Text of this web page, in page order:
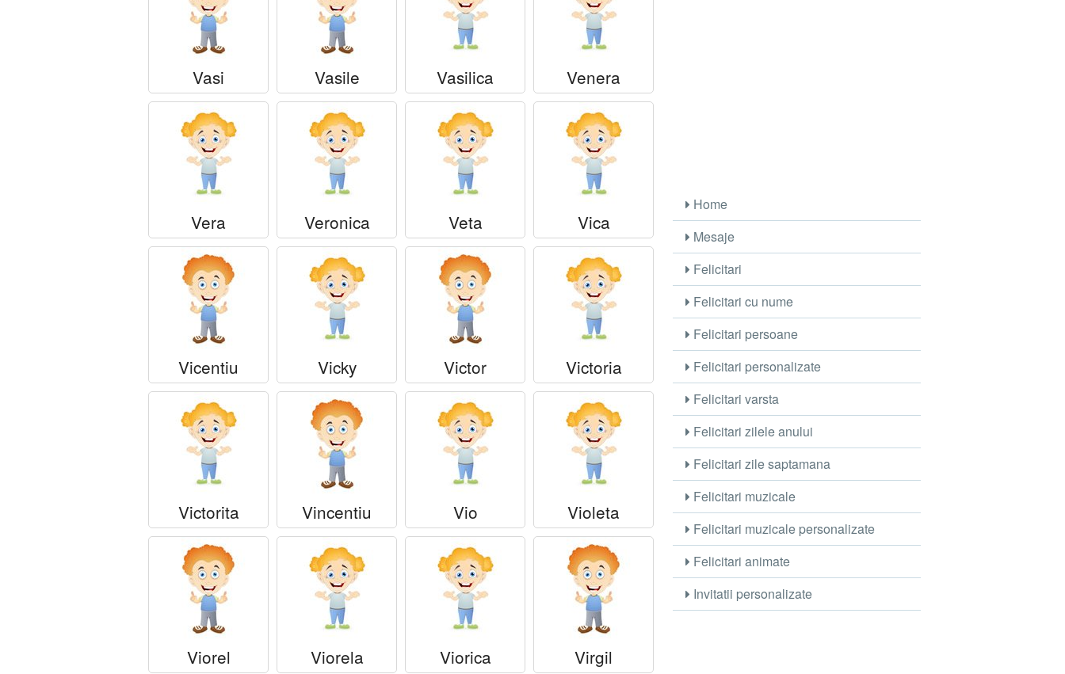
Vasi Vasile Vasilica Venera
Vera Veronica Veta Vica
Vicentiu Vicky Victor Victoria
Victorita Vincentiu Vio Violeta
Viorel Viorela Viorica Virgil
Home
Mesaje
Felicitari
Felicitari cu nume
Felicitari persoane
Felicitari personalizate
Felicitari varsta
Felicitari zilele anului
Felicitari zile saptamana
Felicitari muzicale
Felicitari muzicale personalizate
Felicitari animate
Invitatii personalizate